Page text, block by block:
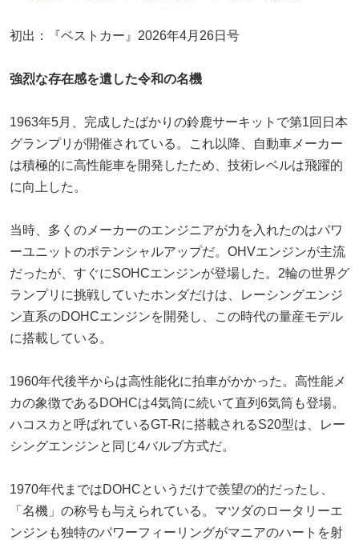
初出：『ベストカー』2026年4月26日号
強烈な存在感を遺した令和の名機
1963年5月、完成したばかりの鈴鹿サーキットで第1回日本
グランプリが開催されている。これ以降、自動車メーカー
は積極的に高性能車を開発したため、技術レベルは飛躍的
に向上した。
当時、多くのメーカーのエンジニアが力を入れたのはパワ
ーユニットのポテンシャルアップだ。OHVエンジンが主流
だったが、すぐにSOHCエンジンが登場した。2輪の世界グ
ランプリに挑戦していたホンダだけは、レーシングエンジ
ン直系のDOHCエンジンを開発し、この時代の量産モデル
に搭載している。
1960年代後半からは高性能化に拍車がかかった。高性能メ
カの象徴であるDOHCは4気筒に続いて直列6気筒も登場。
ハコスカと呼ばれているGT-Rに搭載されるS20型は、レー
シングエンジンと同じ4バルブ方式だ。
1970年代まではDOHCというだけで羨望の的だったし、
「名機」の称号も与えられている。マツダのロータリーエ
ンジンも独特のパワーフィーリングがマニアのハートを射